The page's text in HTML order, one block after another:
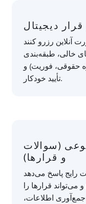
دیجیتال
آنلاین رزرو کنند
خالی، طبقه‌بندی
حقوقی، فوریت) و
تأیید خودکار.
(سوالات
و قرارها)
پاسخ می‌دهد
می‌تواند قرارها را
اطلاعات،